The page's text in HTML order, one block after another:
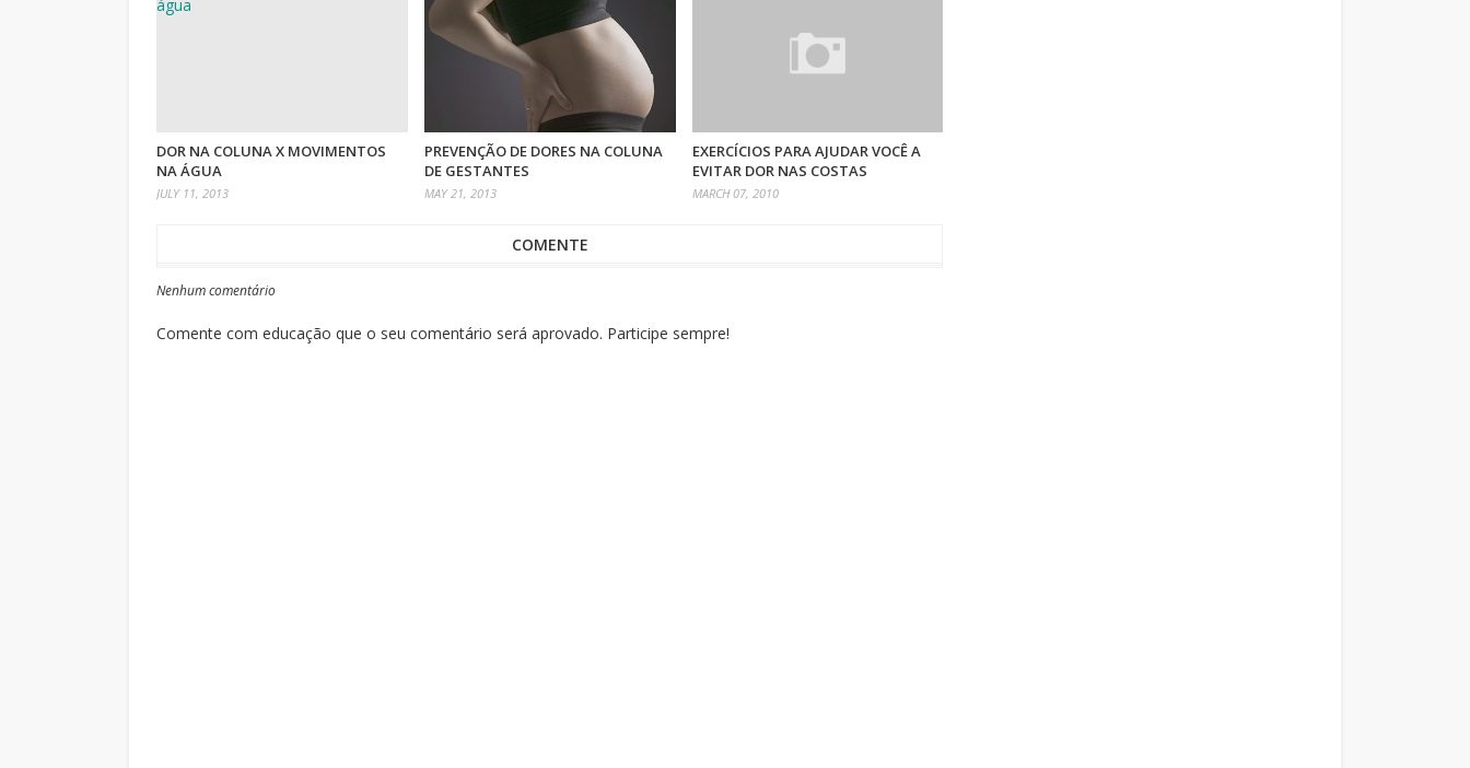
DOR NA COLUNA X MOVIMENTOS
NA ÁGUA
JULY 11, 2013
PREVENÇÃO DE DORES NA COLUNA
DE GESTANTES
MAY 21, 2013
EXERCÍCIOS PARA AJUDAR VOCÊ A
EVITAR DOR NAS COSTAS
MARCH 07, 2010
COMENTE
Nenhum comentário
Comente com educação que o seu comentário será aprovado. Participe sempre!